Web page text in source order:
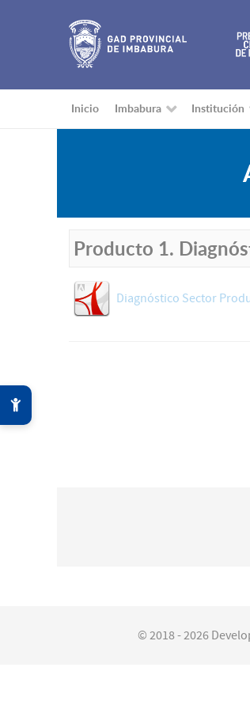
Inicio Imbabura Institución
Producto 1.
Diagnóstico Sector
© 2018 - 2026